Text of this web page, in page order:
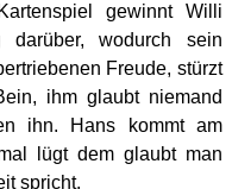
gewinnt Willi
wodurch sein
Freude, stürzt
ihm glaubt niemand
ihn. Hans kommt am
lügt dem glaubt man
spricht.